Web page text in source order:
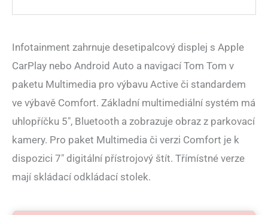
Infotainment zahrnuje desetipalcový displej s Apple
CarPlay nebo Android Auto a navigací Tom Tom v
paketu Multimedia pro výbavu Active či standardem
ve výbavě Comfort. Základní multimediální systém má
uhlopříčku 5″, Bluetooth a zobrazuje obraz z parkovací
kamery. Pro paket Multimedia či verzi Comfort je k
dispozici 7″ digitální přístrojový štít. Třímístné verze
mají skládací odkládací stolek.